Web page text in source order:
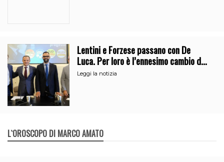
Lentini e Forzese passano con De
Luca. Per loro è l’ennesimo cambio di
partito
Leggi la notizia
L`OROSCOPO DI MARCO AMATO